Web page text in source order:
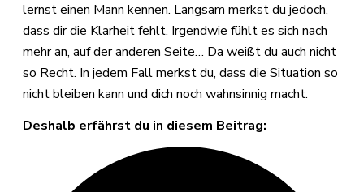
lernst einen Mann kennen. Langsam merkst du jedoch,
dass dir die Klarheit fehlt. Irgendwie fühlt es sich nach
mehr an, auf der anderen Seite… Da weißt du auch nicht
so Recht. In jedem Fall merkst du, dass die Situation so
nicht bleiben kann und dich noch wahnsinnig macht.
Deshalb erfährst du in diesem Beitrag: